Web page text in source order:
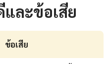
ละข้อเสีย
ข้อเสีย